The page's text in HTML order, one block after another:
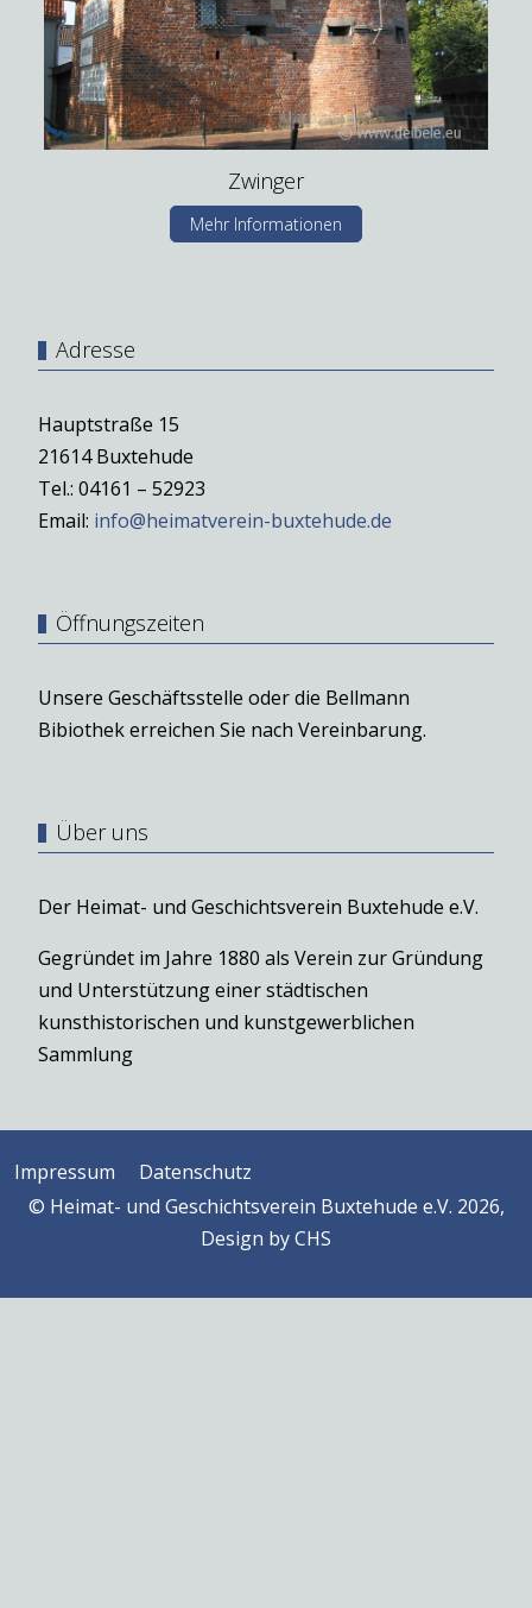
Zwinger
Mehr Informationen
Adresse
Hauptstraße 15
21614 Buxtehude
Tel.: 04161 – 52923
Email: info@heimatverein-buxtehude.de
Öffnungszeiten
Unsere Geschäftsstelle oder die Bellmann
Bibiothek erreichen Sie nach Vereinbarung.
Über uns
Der Heimat- und Geschichtsverein Buxtehude e.V.
Gegründet im Jahre 1880 als Verein zur Gründung
und Unterstützung einer städtischen
kunsthistorischen und kunstgewerblichen
Sammlung
Impressum
Datenschutz
© Heimat- und Geschichtsverein Buxtehude e.V. 2026,
Design byCHS